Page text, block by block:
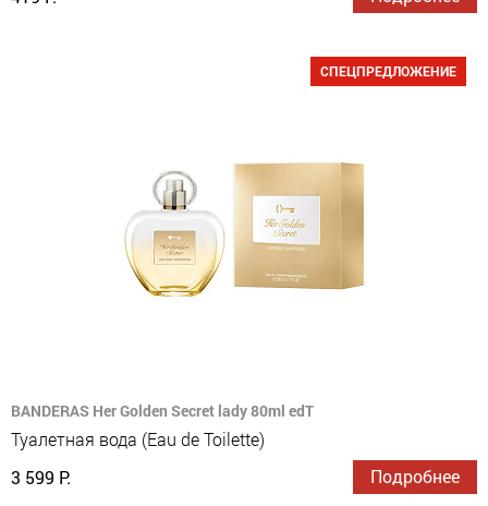
СПЕЦПРЕДЛОЖЕНИЕ
BANDERAS Her Golden Secret lady 80ml edT
Туалетная вода (Eau de Toilette)
3 599 Р.
Подробнее